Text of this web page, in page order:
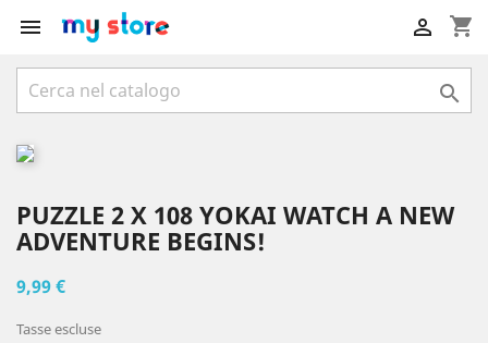
 shopping_cart


PUZZLE 2 X 108 YOKAI WATCH A NEW
ADVENTURE BEGINS!
9,99 €
Tasse escluse